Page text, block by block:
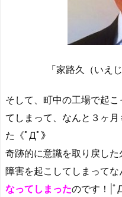
「家路久（いえ
そして、町中の工場で起
てしまって、なんと ３ヶ月
た《ﾟДﾟ》
奇跡的に意識を取り戻し
障害を起こしてしまってな
なってしまったのです！|ﾟ